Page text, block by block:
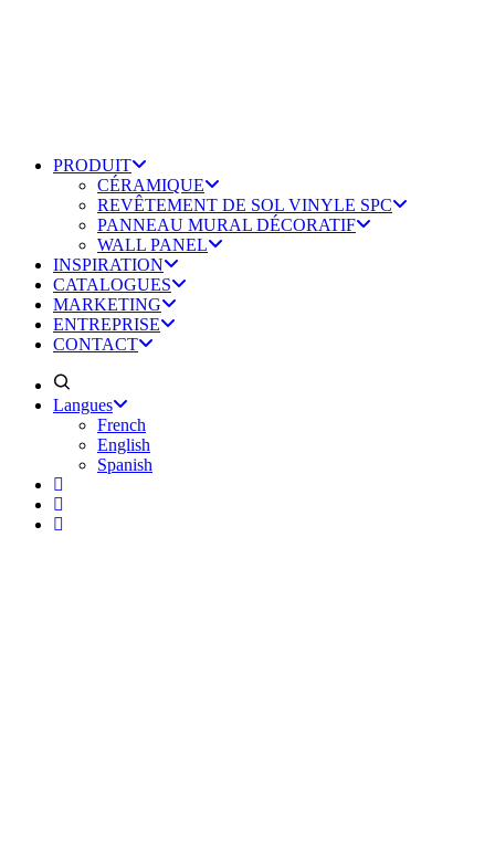
PRODUIT
CÉRAMIQUE
REVÊTEMENT DE SOL VINYLE SPC
PANNEAU MURAL DÉCORATIF
WALL PANEL
INSPIRATION
CATALOGUES
MARKETING
ENTREPRISE
CONTACT
Langues
French
English
Spanish